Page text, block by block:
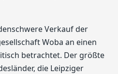
Verkauf der
Woba an einen
betrachtet. Der größte
die Leipziger